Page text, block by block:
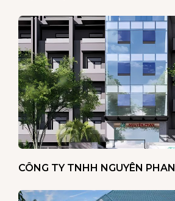
CÔNG TY TNHH NGUYÊN PHAN